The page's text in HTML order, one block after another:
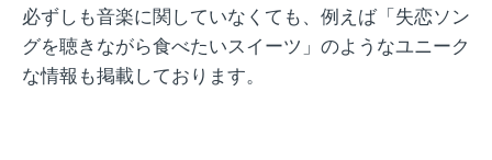
必ずしも音楽に関していなくても、例えば「失恋ソン
グを聴きながら食べたいスイーツ」のようなユニーク
な情報も掲載しております。